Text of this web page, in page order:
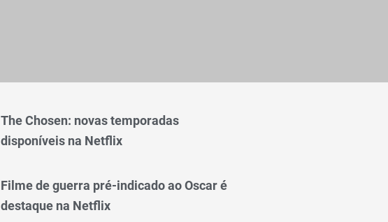
The Chosen: novas temporadas
disponíveis na Netflix
Filme de guerra pré-indicado ao Oscar é
destaque na Netflix